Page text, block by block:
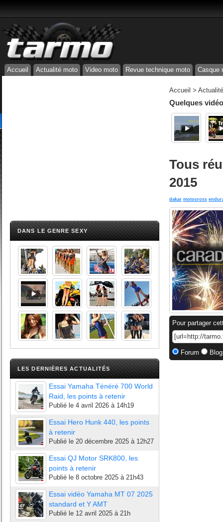
Accueil Actualité moto Video moto Revue technique moto Casque
DANS LE GENRE SEXY
LES DERNIÈRES ACTUALITÉS
Essai Yamaha Ténéré 700 World
Raid, les points à retenir
Publié le 4 avril 2026 à 14h19
Essai Hero Hunk 440, les points
à retenir
Publié le 20 décembre 2025 à 12h27
Essai QJ Motor SRK800, les
points à retenir
Publié le 8 octobre 2025 à 21h43
Essai vidéo Yamaha MT 07 2025
standard et Y AMT
Publié le 12 avril 2025 à 21h
Accueil >
Quelques
Tous
2015
dakar motocross
Pour partager
Forum